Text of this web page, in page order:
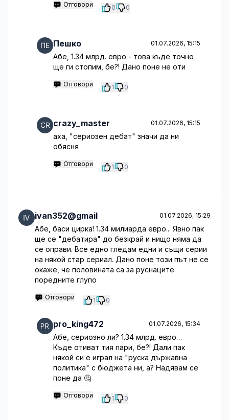
Отговори 0 0
Пешко 01.07.2026, 15:15
Абе, 1.34 млрд. евро - това къде точно
ще ги стопим, бе?! Дано поне не оти
Отговори 1 0
crazy_master 01.07.2026, 15:15
аха, "сериозен дебат" значи да ни
обясня
Отговори 1 0
ivan352@gmail 01.07.2026, 15:29
Абе, баси цирка! 1.34 милиарда евро... Явно пак
ще се "дебатира" до безкрай и нищо няма да
се оправи. Все едно гледам едни и същи серии
на някой стар сериал. Дано поне този път не се
окаже, че половината са за руснаците
поредните глупо
Отговори 1 0
pro_king472 01.07.2026, 15:34
Абе, сериозно ли? 1.34 млрд. евро…
Къде отиват тия пари, бе?! Дали пак
някой си е играл на "руска държавна
политика" с бюджета ни, а? Надявам се
поне да 🤔
Отговори 1 0